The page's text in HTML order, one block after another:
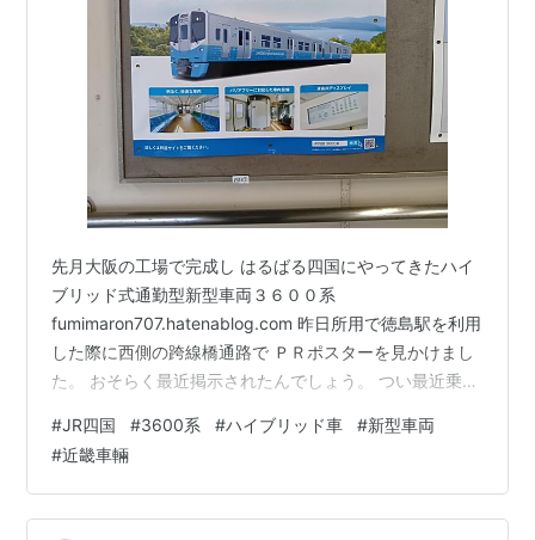
先月大阪の工場で完成し はるばる四国にやってきたハイ
ブリッド式通勤型新型車両３６００系
fumimaron707.hatenablog.com 昨日所用で徳島駅を利用
した際に西側の跨線橋通路で ＰＲポスターを見かけまし
た。 おそらく最近掲示されたんでしょう。 つい最近乗務
未明深夜には Ｘ（旧Twitter）へ高松駅で撮影した動画を
どなたかが投稿されていたんですが 発車時のモーター音
も聴かれました。 それは本当に電車そのもので この音が
徳島でも聴けるようになり ゆくゆくはそれが日常になっ
#JR四国 #3600系 #ハイブリッド車 #新型車両
#近畿車輛